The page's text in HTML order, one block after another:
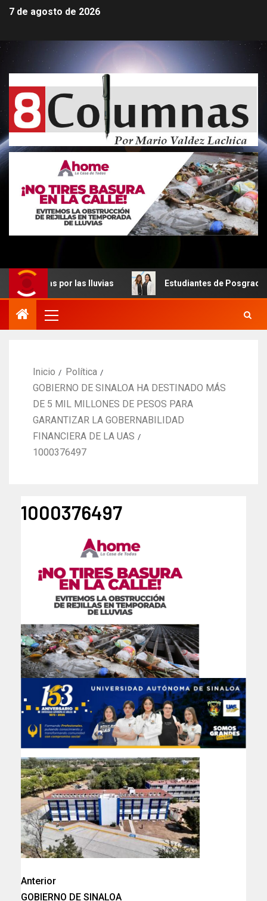
7 de agosto de 2026
por las lluvias Estudiantes de Posgrado de
Inicio
Política
GOBIERNO DE SINALOA HA DESTINADO MÁS
DE 5 MIL MILLONES DE PESOS PARA
GARANTIZAR LA GOBERNABILIDAD
FINANCIERA DE LA UAS
1000376497
1000376497
Anterior
GOBIERNO DE SINALOA